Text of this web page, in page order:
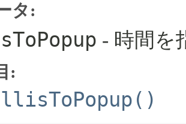
タ:
- 時間を
: